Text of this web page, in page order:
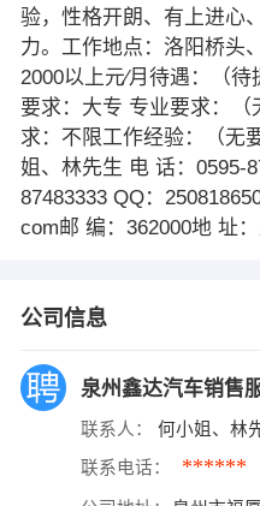
验，性格开朗、有上进心
力。工作地点：洛阳桥头
2000以上元∕月待遇：（
要求：大专 专业要求：
求：不限工作经验：（无
姐、林先生 电 话：0595-
87483333 QQ：
com邮 编：362000地 址
公司信息
泉州鑫达汽车销售
联系人： 何小姐、林
联系电话： ******